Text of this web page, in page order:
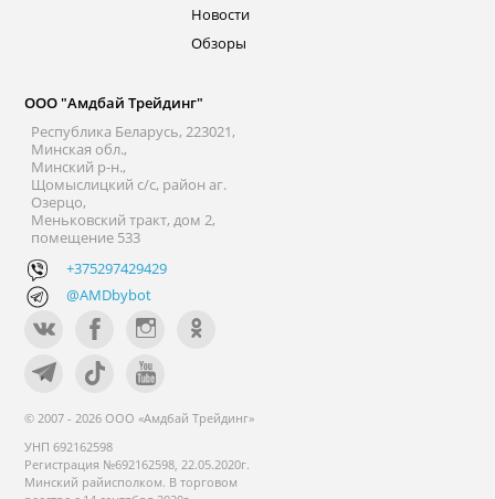
Новости
Обзоры
ООО "Амдбай Трейдинг"
Республика Беларусь, 223021,
Минская обл.,
Минский р-н.,
Щомыслицкий с/с, район аг.
Озерцо,
Меньковский тракт, дом 2,
помещение 533
+375297429429
@AMDbybot
© 2007 - 2026 ООО «Амдбай Трейдинг»
УНП 692162598
Регистрация №692162598, 22.05.2020г.
Минский райисполком. В торговом